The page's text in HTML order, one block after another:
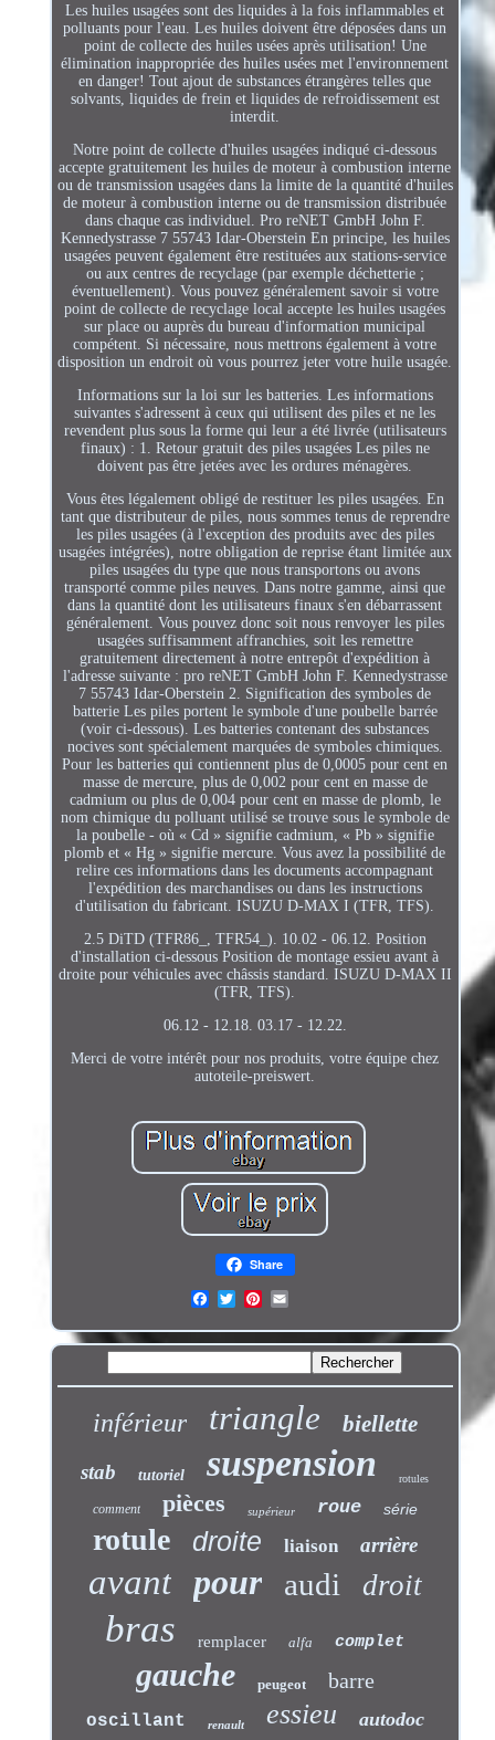
Les huiles usagées sont des liquides à la fois inflammables et
polluants pour l'eau. Les huiles doivent être déposées dans un
point de collecte des huiles usées après utilisation! Une
élimination inappropriée des huiles usées met l'environnement
en danger! Tout ajout de substances étrangères telles que
solvants, liquides de frein et liquides de refroidissement est
interdit.
Notre point de collecte d'huiles usagées indiqué ci-dessous
accepte gratuitement les huiles de moteur à combustion interne
ou de transmission usagées dans la limite de la quantité d'huiles
de moteur à combustion interne ou de transmission distribuée
dans chaque cas individuel. Pro reNET GmbH John F.
Kennedystrasse 7 55743 Idar-Oberstein En principe, les huiles
usagées peuvent également être restituées aux stations-service
ou aux centres de recyclage (par exemple déchetterie ;
éventuellement). Vous pouvez généralement savoir si votre
point de collecte de recyclage local accepte les huiles usagées
sur place ou auprès du bureau d'information municipal
compétent. Si nécessaire, nous mettrons également à votre
disposition un endroit où vous pourrez jeter votre huile usagée.
Informations sur la loi sur les batteries. Les informations
suivantes s'adressent à ceux qui utilisent des piles et ne les
revendent plus sous la forme qui leur a été livrée (utilisateurs
finaux) : 1. Retour gratuit des piles usagées Les piles ne
doivent pas être jetées avec les ordures ménagères.
Vous êtes légalement obligé de restituer les piles usagées. En
tant que distributeur de piles, nous sommes tenus de reprendre
les piles usagées (à l'exception des produits avec des piles
usagées intégrées), notre obligation de reprise étant limitée aux
piles usagées du type que nous transportons ou avons
transporté comme piles neuves. Dans notre gamme, ainsi que
dans la quantité dont les utilisateurs finaux s'en débarrassent
généralement. Vous pouvez donc soit nous renvoyer les piles
usagées suffisamment affranchies, soit les remettre
gratuitement directement à notre entrepôt d'expédition à
l'adresse suivante : pro reNET GmbH John F. Kennedystrasse
7 55743 Idar-Oberstein 2. Signification des symboles de
batterie Les piles portent le symbole d'une poubelle barrée
(voir ci-dessous). Les batteries contenant des substances
nocives sont spécialement marquées de symboles chimiques.
Pour les batteries qui contiennent plus de 0,0005 pour cent en
masse de mercure, plus de 0,002 pour cent en masse de
cadmium ou plus de 0,004 pour cent en masse de plomb, le
nom chimique du polluant utilisé se trouve sous le symbole de
la poubelle - où « Cd » signifie cadmium, « Pb » signifie
plomb et « Hg » signifie mercure. Vous avez la possibilité de
relire ces informations dans les documents accompagnant
l'expédition des marchandises ou dans les instructions
d'utilisation du fabricant. ISUZU D-MAX I (TFR, TFS).
2.5 DiTD (TFR86_, TFR54_). 10.02 - 06.12. Position
d'installation ci-dessous Position de montage essieu avant à
droite pour véhicules avec châssis standard. ISUZU D-MAX II
(TFR, TFS).
06.12 - 12.18. 03.17 - 12.22.
Merci de votre intérêt pour nos produits, votre équipe chez
autoteile-preiswert.
Share
inférieur triangle biellette
stab tutoriel suspension rotules
comment pièces supérieur roue série
rotule droite liaison arrière
avant pour audi droit
bras remplacer alfa complet
gauche peugeot barre
oscillant renault essieu autodoc